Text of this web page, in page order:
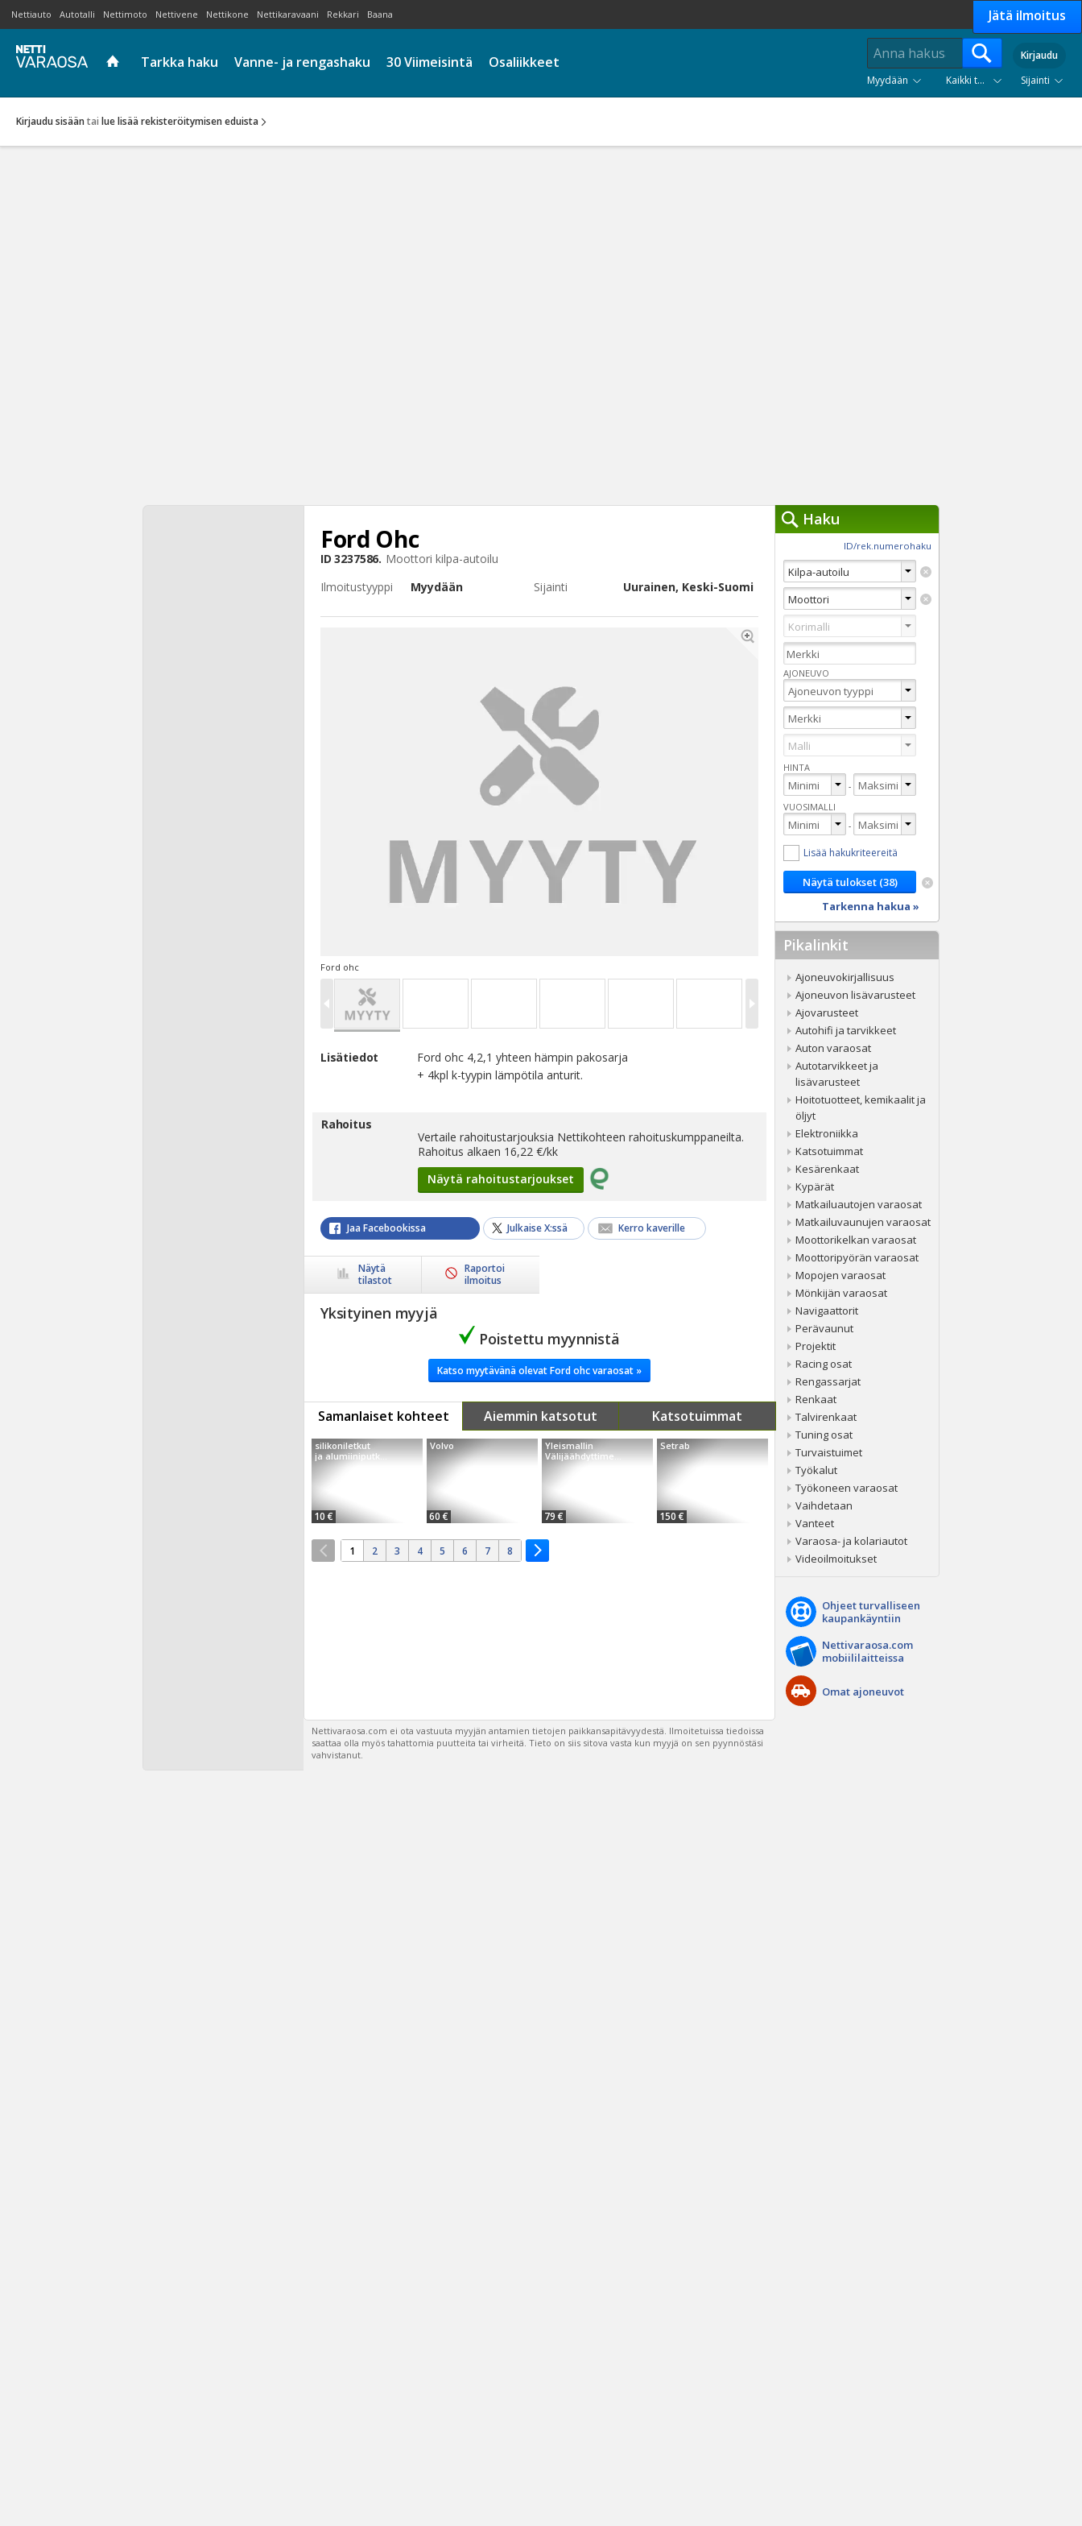
Nettiauto Autotalli Nettimoto Nettivene Nettikone Nettikaravaani Rekkari Baana Jätä ilmoitus
Tarkka haku Vanne- ja rengashaku 30 Viimeisintä Osaliikkeet
Kirjaudu
Myydään
Kaikki tuoteryhmät Sijainti
Kirjaudu sisään tai lue lisää rekisteröitymisen eduista
Ford Ohc
ID3237586. Moottorikilpa-autoilu
Ilmoitustyyppi
Myydään Sijainti Uurainen, Keski-Suomi
Ford ohc
Lisätiedot
Ford ohc 4,2,1 yhteen hämpin pakosarja
+ 4kpl k-tyypin lämpötila anturit.
Rahoitus
Vertaile rahoitustarjouksia Nettikohteen rahoituskumppaneilta.
Rahoitus alkaen 16,22 €/kk
Näytä rahoitustarjoukset
Jaa Facebookissa Julkaise X:ssä Kerro kaverille
Näytä
tilastot
Raportoi
ilmoitus
Yksityinen myyjä
Poistettu myynnistä
Katso myytävänä olevat Ford ohc varaosat »
Samanlaiset kohteet Aiemmin katsotut Katsotuimmat
silikoniletkut
ja alumiiniputk...
10 €
Volvo
60 €
Yleismallin
Välijäähdyttime...
79 €
Setrab
150 €
1 2 3 4 5 6 7 8
Nettivaraosa.com ei ota vastuuta myyjän antamien tietojen paikkansapitävyydestä. Ilmoitetuissa tiedoissa
saattaa olla myös tahattomia puutteita tai virheitä. Tieto on siis sitova vasta kun myyjä on sen pyynnöstäsi
vahvistanut.
Haku
ID/rek.numerohaku
AJONEUVO
HINTA
-
VUOSIMALLI
-
Lisää hakukriteereitä
Tarkenna hakua »
Pikalinkit
Ajoneuvokirjallisuus
Ajoneuvon lisävarusteet
Ajovarusteet
Autohifi ja tarvikkeet
Auton varaosat
Autotarvikkeet ja
lisävarusteet
Hoitotuotteet, kemikaalit ja
öljyt
Elektroniikka
Katsotuimmat
Kesärenkaat
Kypärät
Matkailuautojen varaosat
Matkailuvaunujen varaosat
Moottorikelkan varaosat
Moottoripyörän varaosat
Mopojen varaosat
Mönkijän varaosat
Navigaattorit
Perävaunut
Projektit
Racing osat
Rengassarjat
Renkaat
Talvirenkaat
Tuning osat
Turvaistuimet
Työkalut
Työkoneen varaosat
Vaihdetaan
Vanteet
Varaosa- ja kolariautot
Videoilmoitukset
Ohjeet turvalliseen
kaupankäyntiin
Nettivaraosa.com
mobiililaitteissa
Omat ajoneuvot